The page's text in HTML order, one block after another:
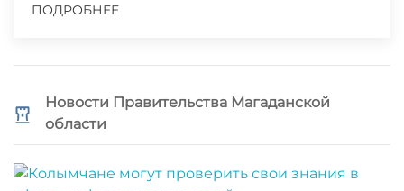
ПОДРОБНЕЕ
Новости Правительства Магаданской
области